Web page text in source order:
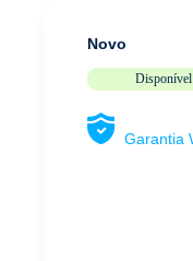
Novo
Disponível
Garantia